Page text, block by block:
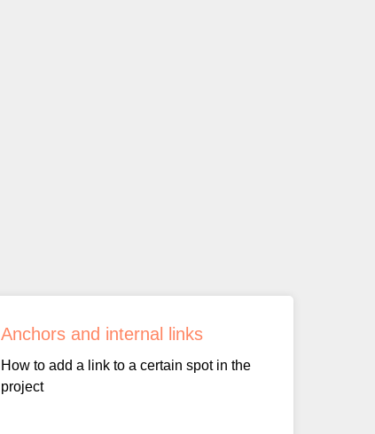
Anchors and internal links
How to add a link to a certain spot in the
project